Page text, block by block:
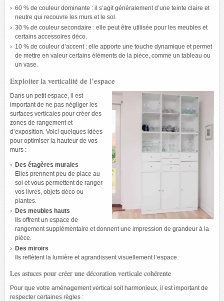
60 % de couleur dominante : il s’agit généralement d’une teinte claire et
neutre qui recouvre les murs et le sol.
30 % de couleur secondaire : elle peut être utilisée pour les meubles et
certains accessoires déco.
10 % de couleur d’accent : elle apporte une touche dynamique et permet
de mettre en valeur certains éléments de la pièce, comme un tableau ou
un vase.
Exploiter la verticalité de l’espace
Dans un petit espace, il est
important de ne pas négliger les
surfaces verticales pour créer des
zones de rangement et
d’exposition. Voici quelques idées
pour optimiser la hauteur de vos
murs :
Des étagères murales
Elles prennent peu de place au
sol et vous permettent de ranger
vos livres, objets déco ou
plantes.
Des meubles hauts
Ils offrent un espace de
rangement supplémentaire et donnent une impression de grandeur à la
pièce.
Des miroirs
Ils reflètent la lumière et agrandissent visuellement l’espace.
Les astuces pour créer une décoration verticale cohérente
Pour que votre aménagement vertical soit harmonieux, il est important de
respecter certaines règles :